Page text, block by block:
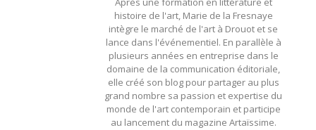
histoire de l'art, Marie de la Fresnaye
intègre le marché de l'art à Drouot et se
lance dans l'événementiel. En parallèle à
plusieurs années en entreprise dans le
domaine de la communication éditoriale,
elle créé son blog pour partager au plus
grand nombre sa passion et expertise du
monde de l'art contemporain et participe
au lancement du magazine Artaïssime.